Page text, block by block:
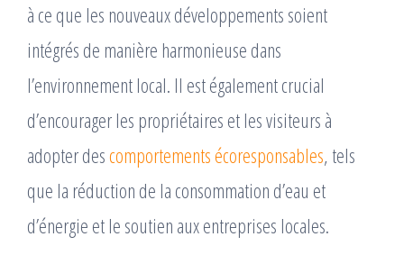
à ce que les nouveaux développements soient
intégrés de manière harmonieuse dans
l’environnement local. Il est également crucial
d’encourager les propriétaires et les visiteurs à
adopter descomportements écoresponsables, tels
que la réduction de la consommation d’eau et
d’énergie et le soutien aux entreprises locales.